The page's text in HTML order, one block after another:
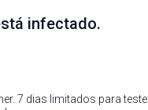
infectado.
7 dias limitados para teste